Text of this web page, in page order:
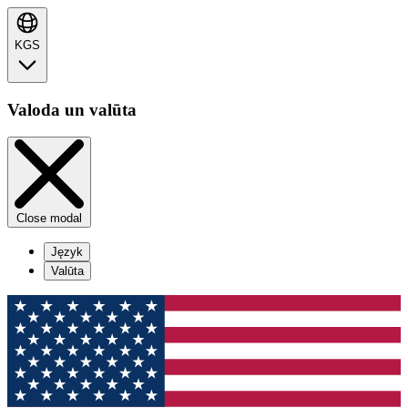
KGS
Valoda un valūta
Close modal
Język
Valūta